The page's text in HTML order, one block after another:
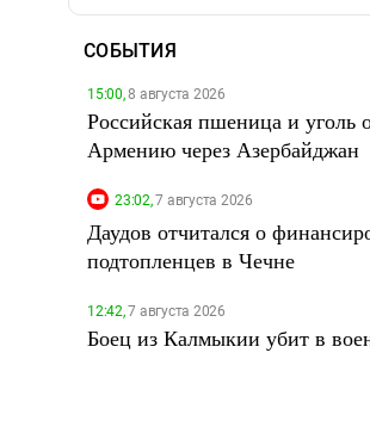
СОБЫТИЯ
15:00,8 августа 2026
Российская пшеница и уголь
Армению через Азербайджан
23:02,7 августа 2026
Даудов отчитался о
подтопленцев в Чечне
12:42,7 августа 2026
Боец из Калмыкии убит в